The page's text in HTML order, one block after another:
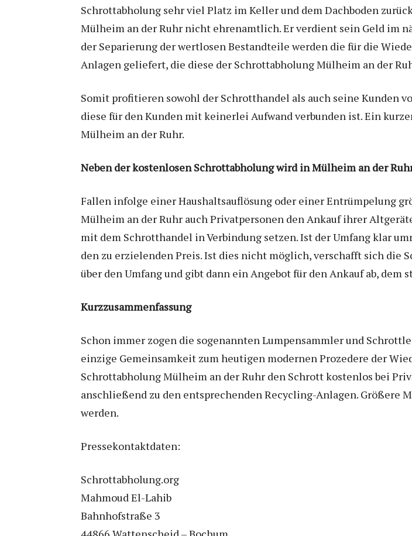
Schrottabholung sehr viel Platz im Keller und dem Dachboden
Mülheim an der Ruhr nicht ehrenamtlich. Er verdient sein Geld im
der Separierung der wertlosen Bestandteile werden die für die
Anlagen geliefert, die diese der Schrottabholung Mülheim an der
Somit profitieren sowohl der Schrotthandel als auch seine Kunden
diese für den Kunden mit keinerlei Aufwand verbunden ist. Ein
Mülheim an der Ruhr.
Neben der kostenlosen Schrottabholung wird in Mülheim an der
Fallen infolge einer Haushaltsauflösung oder einer Entrümpelung
Mülheim an der Ruhr auch Privatpersonen den Ankauf ihrer
mit dem Schrotthandel in Verbindung setzen. Ist der Umfang klar
den zu erzielenden Preis. Ist dies nicht möglich, verschafft sich die
über den Umfang und gibt dann ein Angebot für den Ankauf ab,
Kurzzusammenfassung
Schon immer zogen die sogenannten Lumpensammler und
einzige Gemeinsamkeit zum heutigen modernen Prozedere der
Schrottabholung Mülheim an der Ruhr den Schrott kostenlos bei
anschließend zu den entsprechenden Recycling-Anlagen. Größere
werden.
Pressekontaktdaten:
Schrottabholung.org
Mahmoud El-Lahib
Bahnhofstraße 3